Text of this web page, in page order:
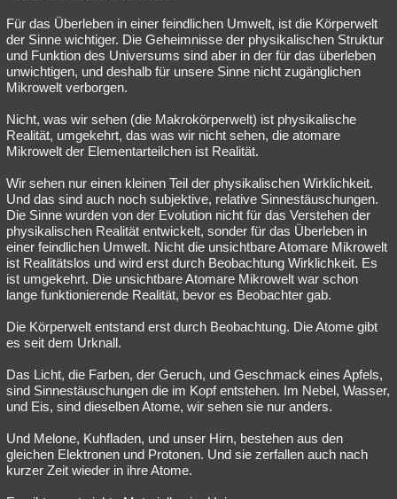
Für das Überleben in einer feindlichen Umwelt, ist die Körperwelt
der Sinne wichtiger. Die Geheimnisse der physikalischen Struktur
und Funktion des Universums sind aber in der für das überleben
unwichtigen, und deshalb für unsere Sinne nicht zugänglichen
Mikrowelt verborgen.
Nicht, was wir sehen (die Makrokörperwelt) ist physikalische
Realität, umgekehrt, das was wir nicht sehen, die atomare
Mikrowelt der Elementarteilchen ist Realität.
Wir sehen nur einen kleinen Teil der physikalischen Wirklichkeit.
Und das sind auch noch subjektive, relative Sinnestäuschungen.
Die Sinne wurden von der Evolution nicht für das Verstehen der
physikalischen Realität entwickelt, sonder für das Überleben in
einer feindlichen Umwelt. Nicht die unsichtbare Atomare Mikrowelt
ist Realitätslos und wird erst durch Beobachtung Wirklichkeit. Es
ist umgekehrt. Die unsichtbare Atomare Mikrowelt war schon
lange funktionierende Realität, bevor es Beobachter gab.
Die Körperwelt entstand erst durch Beobachtung. Die Atome gibt
es seit dem Urknall.
Das Licht, die Farben, der Geruch, und Geschmack eines Apfels,
sind Sinnestäuschungen die im Kopf entstehen. Im Nebel, Wasser,
und Eis, sind dieselben Atome, wir sehen sie nur anders.
Und Melone, Kuhfladen, und unser Hirn, bestehen aus den
gleichen Elektronen und Protonen. Und sie zerfallen auch nach
kurzer Zeit wieder in ihre Atome.